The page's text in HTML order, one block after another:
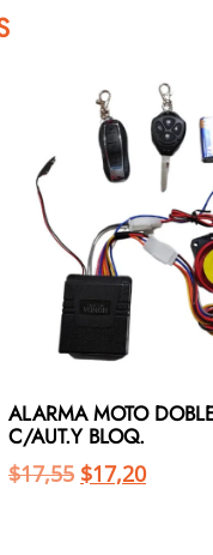
ALARMA MOTO
C/AUT.Y BLOQ.
$17,55 $17,20